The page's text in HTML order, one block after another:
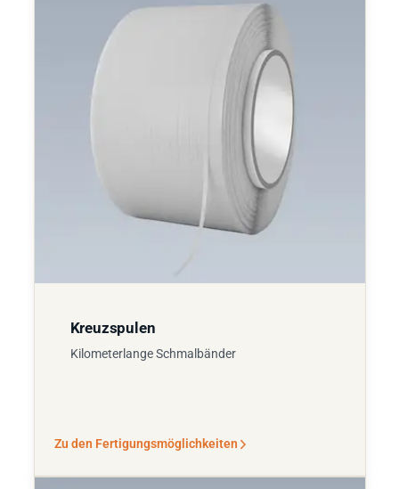
Kreuzspulen
Kilometerlange Schmalbänder
Zu den Fertigungsmöglichkeiten